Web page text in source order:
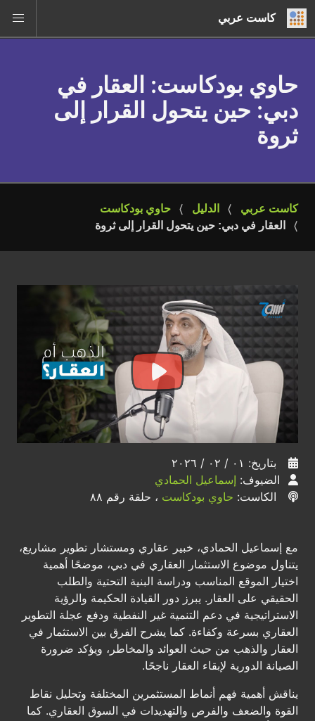
كاست عربي
حاوي بودكاست: العقار في
دبي: حين يتحول القرار إلى
ثروة
كاست عربي الدليل
حاوي بودكاست
العقار في دبي: حين يتحول القرار إلى ثروة
بتاريخ: ٠١ / ٠٢ / ٢٠٢٦
الضيوف: إسماعيل الحمادي
الكاست: حاوي بودكاست ، حلقة رقم ٨٨
مع إسماعيل الحمادي، خبير عقاري ومستشار تطوير مشاريع،
يتناول موضوع الاستثمار العقاري في دبي، موضحًا أهمية
اختيار الموقع المناسب ودراسة البنية التحتية والطلب
الحقيقي على العقار. يبرز دور القيادة الحكيمة والرؤية
الاستراتيجية في دعم التنمية غير النفطية ودفع عجلة التطوير
العقاري بسرعة وكفاءة. كما يشرح الفرق بين الاستثمار في
العقار والذهب من حيث العوائد والمخاطر، ويؤكد ضرورة
الصيانة الدورية لإبقاء العقار ناجحًا.
يناقش أهمية فهم أنماط المستثمرين المختلفة وتحليل نقاط
القوة والضعف والفرص والتهديدات في السوق العقاري. كما